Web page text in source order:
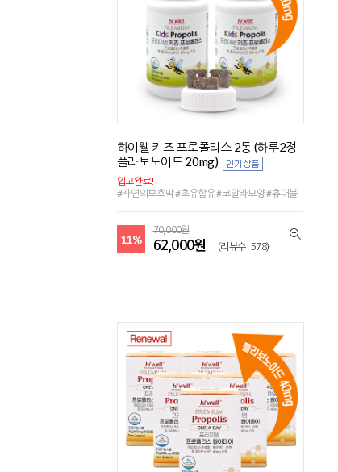
하이웰 키즈 프로폴리스 2통 (하루2정
플라보노이드 20mg)
입고완료!
#자연의보호막 #초유함유 #코알라모양 #츄어블
11%
70,000원
62,000원 (리뷰수 : 578)